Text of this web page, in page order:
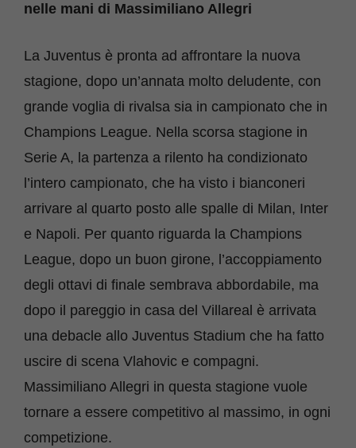
nelle mani di Massimiliano Allegri
La Juventus è pronta ad affrontare la nuova
stagione, dopo un’annata molto deludente, con
grande voglia di rivalsa sia in campionato che in
Champions League. Nella scorsa stagione in
Serie A, la partenza a rilento ha condizionato
l’intero campionato, che ha visto i bianconeri
arrivare al quarto posto alle spalle di Milan, Inter
e Napoli. Per quanto riguarda la Champions
League, dopo un buon girone, l’accoppiamento
degli ottavi di finale sembrava abbordabile, ma
dopo il pareggio in casa del Villareal è arrivata
una debacle allo Juventus Stadium che ha fatto
uscire di scena Vlahovic e compagni.
Massimiliano Allegri in questa stagione vuole
tornare a essere competitivo al massimo, in ogni
competizione.